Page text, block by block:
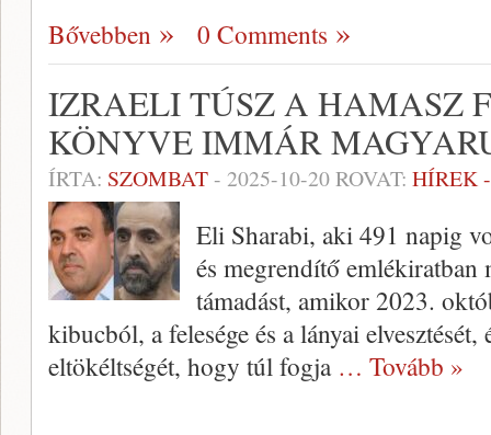
Bővebben 0 Comments
IZRAELI TÚSZ A HAMASZ
KÖNYVE IMMÁR
ÍRTA: SZOMBAT- 2025-10-20ROVAT: HÍREK
Eli Sharabi, aki 491 napig
és megrendítő emlékiratban
támadást, amikor 2023.
kibucból, a felesége és a lányai elvesztését,
eltökéltségét, hogy túl fogja … Tovább »